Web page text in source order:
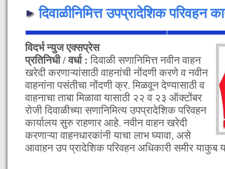
दिवाळीनिमित्त उपप्रादेशिक परिवहन
विदर्भ न्युज एक्सप्रेस
प्रतिनिधी / वर्धा : दिवाळी सणानिमित्त नवीन वाहन
खरेदी करणाऱ्यांसाठी वाहनांची नोंदणी करणे व नवीन
वाहनांना पसंतीचा नोंदणी क्र. मिळवून देण्यासाठी व
वाहनाचा ताबा मिळावा यासाठी २२ व २३ ऑक्टोंबर
रोजी दिवाळीच्या सणानिमित्य उपप्रादेशिक परिवहन
कार्यालय सुरु राहणार आहे. नवीन वाहन खरेदी
करणाऱ्या वाहनधारकांनी याचा लाभ घ्यावा, असे
आवाहन उप प्रादेशिक परिवहन अधिकारी समीर